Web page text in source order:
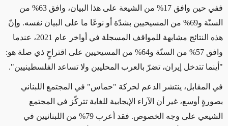
ففي حين وافق 17% من الشيعة على هذا البيان، وافق 63% من
السنّة و69% من المسيحيين بشدّة أو نوعًا ما على البيان نفسه. وإنّ
هذه النتائج مشابهة للمواقف المسجلة في أواخر عام 2021، عندما
وافق 57% من السنّة و64% من المسيحيين على اقتراحٍ ذي صلة هو:
"أينما تتدخل إيران، تضرّ بالعرب المحليين ولا تساعد الفلسطينيين".
في المقابل، ينتشر الدعم لحركة "حماس" في المجتمع اللبناني
بصورةٍ أوسع، غير أن الآراء الإيجابية للغاية تتركّز في المجتمع
الشيعي على وجه الخصوص. فقد أعرب 79% من اللبنانيين في